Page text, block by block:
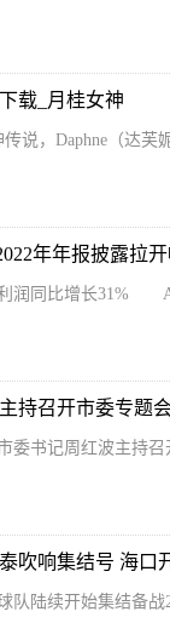
载_月桂女神
说，Daphne（达芙
年年报披露拉
润同比增长31% A
委书记周红波主持
吹响集结号 海口
队陆续开始集结备战